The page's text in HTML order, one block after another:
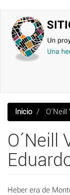
contenido
principal
Inicio
O´Neill
Heber era de